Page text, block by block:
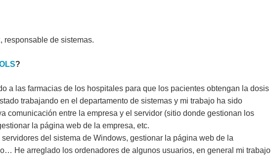
responsable de sistemas.
?
a las farmacias de los hospitales para que los pacientes obtengan la dosis
trabajando en el departamento de sistemas y mi trabajo ha sido
comunicación entre la empresa y el servidor (sitio donde gestionan los
la página web de la empresa, etc.
del sistema de Windows, gestionar la página web de la
He arreglado los ordenadores de algunos usuarios, en general mi trabajo